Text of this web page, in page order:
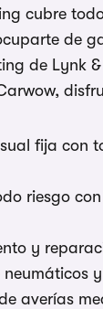
cubre
de
de Lynk
fija con
riesgo
y
averías